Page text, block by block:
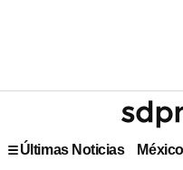
Últimas Noticias México